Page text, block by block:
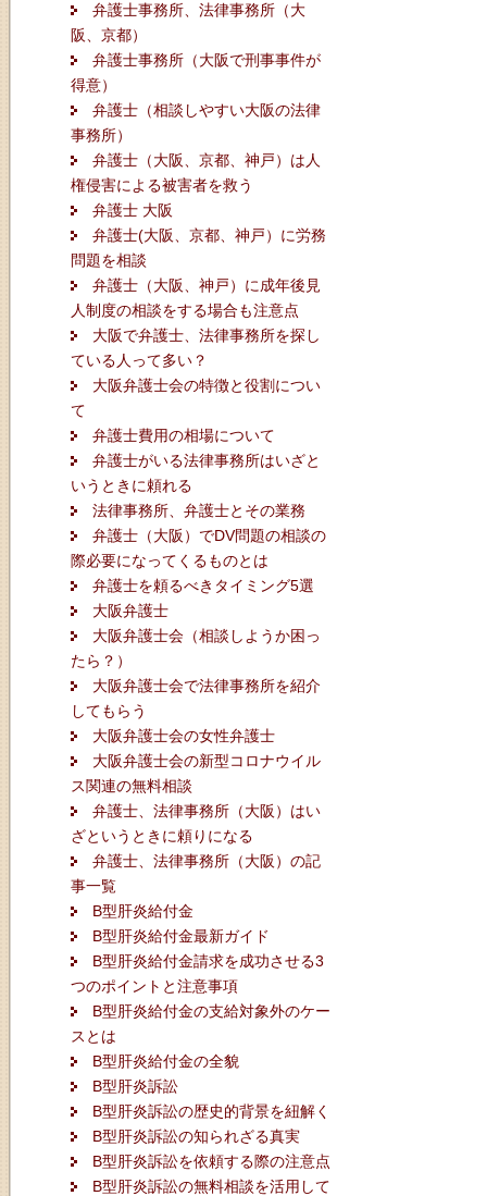
弁護士事務所、法律事務所（大
阪、京都）
弁護士事務所（大阪で刑事事件が
得意）
弁護士（相談しやすい大阪の法律
事務所）
弁護士（大阪、京都、神戸）は人
権侵害による被害者を救う
弁護士 大阪
弁護士(大阪、京都、神戸）に労務
問題を相談
弁護士（大阪、神戸）に成年後見
人制度の相談をする場合も注意点
大阪で弁護士、法律事務所を探し
ている人って多い？
大阪弁護士会の特徴と役割につい
て
弁護士費用の相場について
弁護士がいる法律事務所はいざと
いうときに頼れる
法律事務所、弁護士とその業務
弁護士（大阪）でDV問題の相談の
際必要になってくるものとは
弁護士を頼るべきタイミング5選
大阪弁護士
大阪弁護士会（相談しようか困っ
たら？）
大阪弁護士会で法律事務所を紹介
してもらう
大阪弁護士会の女性弁護士
大阪弁護士会の新型コロナウイル
ス関連の無料相談
弁護士、法律事務所（大阪）はい
ざというときに頼りになる
弁護士、法律事務所（大阪）の記
事一覧
B型肝炎給付金
B型肝炎給付金最新ガイド
B型肝炎給付金請求を成功させる3
つのポイントと注意事項
B型肝炎給付金の支給対象外のケー
スとは
B型肝炎給付金の全貌
B型肝炎訴訟
B型肝炎訴訟の歴史的背景を紐解く
B型肝炎訴訟の知られざる真実
B型肝炎訴訟を依頼する際の注意点
B型肝炎訴訟の無料相談を活用して